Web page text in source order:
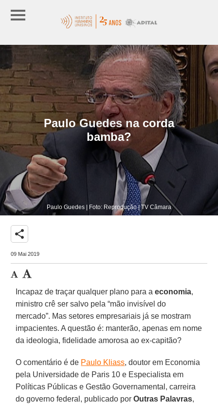
Paulo Guedes na corda
bamba?
Paulo Guedes | Foto: Reprodução | TV Câmara
share
09 Mai 2019
Incapaz de traçar qualquer plano para aeconomia,
ministro crê ser salvo pela “mão invisível do
mercado”. Mas setores empresariais já se mostram
impacientes. A questão é: manterão, apenas em nome
da ideologia, fidelidade amorosa ao ex-capitão?
O comentário é de Paulo Kliass, doutor em Economia
pela Universidade de Paris 10 e Especialista em
Políticas Públicas e Gestão Governamental, carreira
do governo federal, publicado porOutras Palavras,